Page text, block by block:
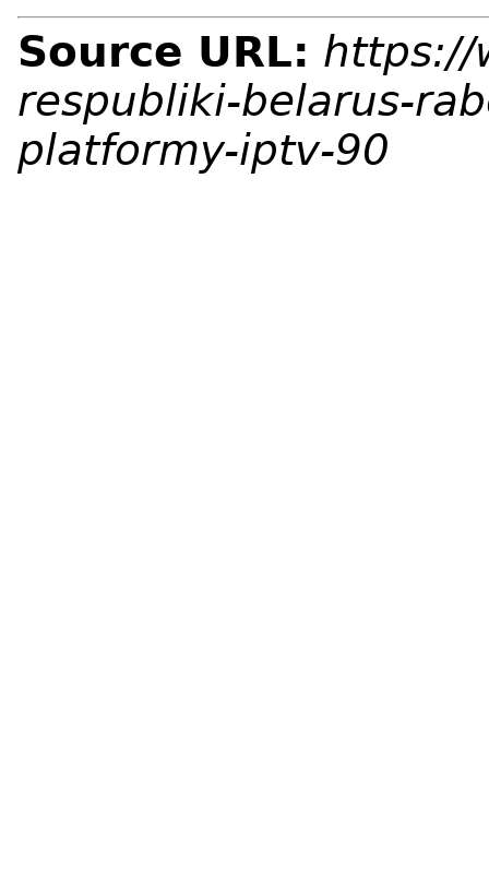
Source URL: https://
respubliki-belarus-
platformy-iptv-90